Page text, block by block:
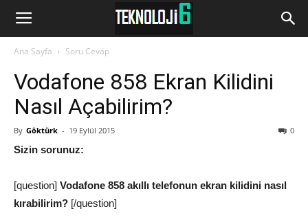
www.Teknoloji6.com
Ana Sayfa Soru Cevap
Vodafone 858 Ekran Kilidini
Nasıl Açabilirim?
By Göktürk - 19 Eylül 2015 0
Sizin sorunuz:
[question] Vodafone 858 akıllı telefonun ekran kilidini nasıl
kırabilirim? [/question]